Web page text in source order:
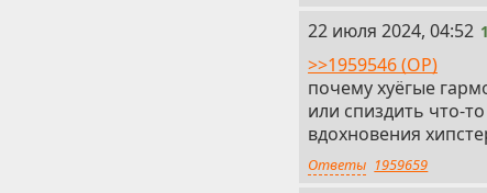
13
22 июля 2024, 04:52
>>1959546 (OP)
почему хуёгые
или спиздить что-
вдохновения
Ответы 1959659